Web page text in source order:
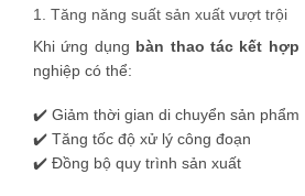
1. Tăng năng suất sản xuất vượt trội
Khi ứng dụng bàn thao tác kết hợp
nghiệp có thể:
✔️ Giảm thời gian di chuyển sản phẩm
✔️ Tăng tốc độ xử lý công đoạn
✔️ Đồng bộ quy trình sản xuất